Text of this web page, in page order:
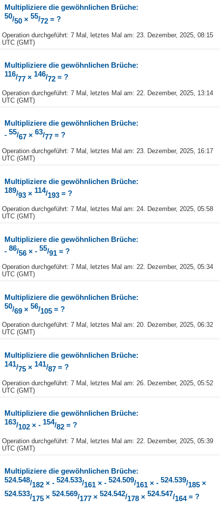
Multipliziere die gewöhnlichen Brüche:
50/50× 55/72= ?
Operation durchgeführt: 7 Mal, letztes Mal am: 23. Dezember, 2025, 08:15
UTC (GMT)
Multipliziere die gewöhnlichen Brüche:
116/77× 146/72= ?
Operation durchgeführt: 7 Mal, letztes Mal am: 22. Dezember, 2025, 13:14
UTC (GMT)
Multipliziere die gewöhnlichen Brüche:
- 55/67× 63/77= ?
Operation durchgeführt: 7 Mal, letztes Mal am: 23. Dezember, 2025, 16:17
UTC (GMT)
Multipliziere die gewöhnlichen Brüche:
189/93× 114/193= ?
Operation durchgeführt: 7 Mal, letztes Mal am: 24. Dezember, 2025, 05:58
UTC (GMT)
Multipliziere die gewöhnlichen Brüche:
- 86/56× - 55/91 = ?
Operation durchgeführt: 7 Mal, letztes Mal am: 22. Dezember, 2025, 05:34
UTC (GMT)
Multipliziere die gewöhnlichen Brüche:
50/69× 56/105= ?
Operation durchgeführt: 7 Mal, letztes Mal am: 20. Dezember, 2025, 06:32
UTC (GMT)
Multipliziere die gewöhnlichen Brüche:
141/75× 141/87= ?
Operation durchgeführt: 7 Mal, letztes Mal am: 26. Dezember, 2025, 05:52
UTC (GMT)
Multipliziere die gewöhnlichen Brüche:
163/102× - 154/82= ?
Operation durchgeführt: 7 Mal, letztes Mal am: 22. Dezember, 2025, 05:39
UTC (GMT)
Multipliziere die gewöhnlichen Brüche:
524.548/182× - 524.533/161 × - 524.509/161 × - 524.539/185×
524.533/175× 524.569/177× 524.542/178× 524.547/164 = ?